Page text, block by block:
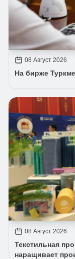
08 Август 2026
На бирже
08 Август 2026
Текстильная
наращивает